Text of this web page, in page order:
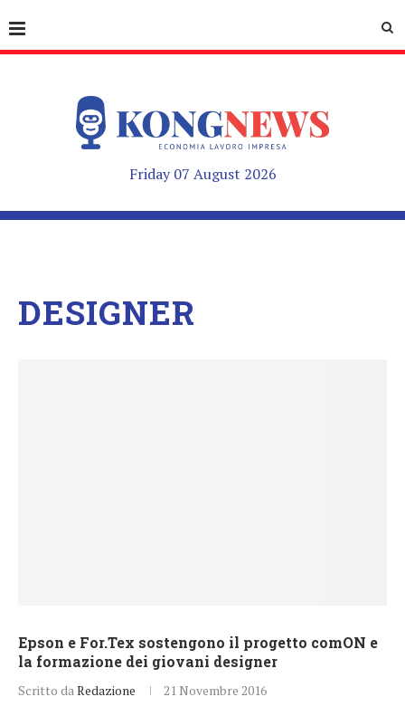
Friday 07 August 2026
DESIGNER
Epson e For.Tex sostengono il progetto comON e
la formazione dei giovani designer
Scritto da Redazione 21 Novembre 2016